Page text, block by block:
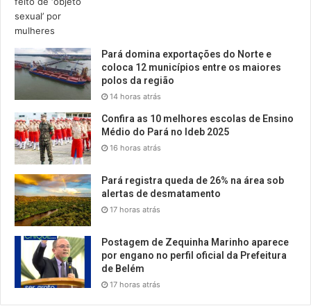
Pará domina exportações do Norte e
coloca 12 municípios entre os maiores
polos da região
14 horas atrás
Confira as 10 melhores escolas de Ensino
Médio do Pará no Ideb 2025
16 horas atrás
Pará registra queda de 26% na área sob
alertas de desmatamento
17 horas atrás
Postagem de Zequinha Marinho aparece
por engano no perfil oficial da Prefeitura
de Belém
17 horas atrás